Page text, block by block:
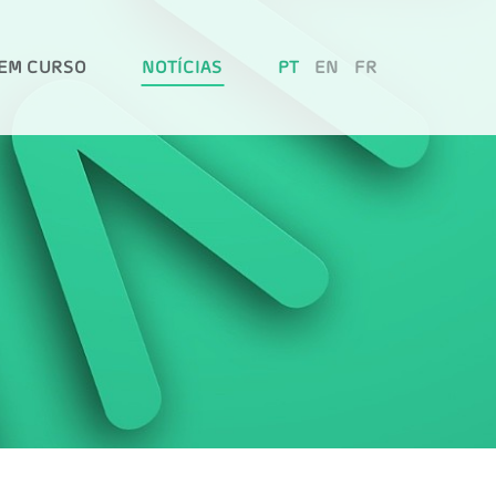
CURSO NOTÍCIAS PT EN FR